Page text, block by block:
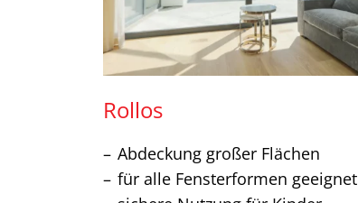
Rollos
Abdeckung großer Flächen
für alle Fensterformen geeignet